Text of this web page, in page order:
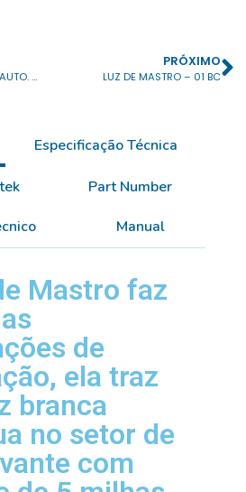
LUZ DE ANCORAGEM – 05 AUTO. C/ ESTROBO ART. E BANDEIRA PT
PRÓXIMO
LUZ DE MASTRO – 01 BC
Especificação Técnica
Part Number
Manual
Mastro faz
de
ela traz
branca
no setor de
com